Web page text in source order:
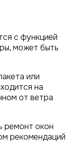
с функцией
может быть
или
на
от ветра
ремонт окон
рекомендаций